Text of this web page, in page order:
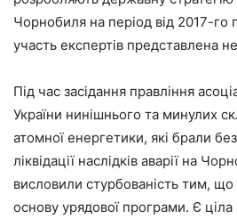
Чорнобиля на період від 2017-го
участь експертів представлена
Під час засідання правління
України нинішнього та минулих
атомної енергетики, які брали
ліквідації наслідків аварії на
висловили стурбованість тим,
основу урядової програми. Є